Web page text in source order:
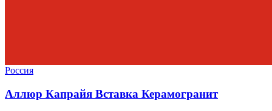
Россия
Аллюр Капрайя Вставка Керамогранит